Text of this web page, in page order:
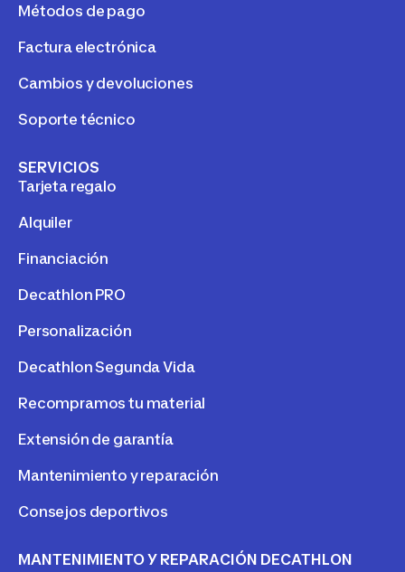
Métodos de pago
Factura electrónica
Cambios y devoluciones
Soporte técnico
SERVICIOS
Tarjeta regalo
Alquiler
Financiación
Decathlon PRO
Personalización
Decathlon Segunda Vida
Recompramos tu material
Extensión de garantía
Mantenimiento y reparación
Consejos deportivos
MANTENIMIENTO Y REPARACIÓN DECATHLON